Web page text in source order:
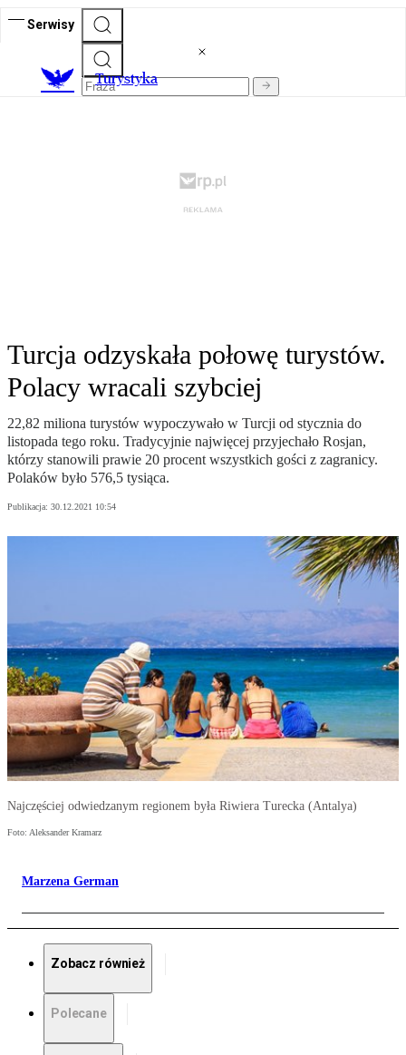
Serwisy
Turystyka
Turcja odzyskała połowę turystów.
Polacy wracali szybciej
22,82 miliona turystów wypoczywało w Turcji od stycznia do
listopada tego roku. Tradycyjnie najwięcej przyjechało Rosjan,
którzy stanowili prawie 20 procent wszystkich gości z zagranicy.
Polaków było 576,5 tysiąca.
Publikacja: 30.12.2021 10:54
Najczęściej odwiedzanym regionem była Riwiera Turecka (Antalya)
Foto: Aleksander Kramarz
Marzena German
Zobacz również
Polecane